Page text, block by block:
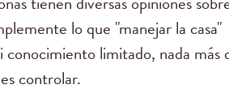
lo que "manejar la casa"
limitado, nada más
controlar.